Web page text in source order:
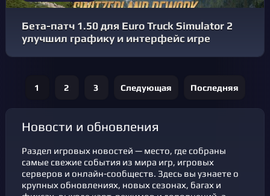
Бета-патч 1.50 для Euro Truck Simulator 2
улучшил графику и интерфейс игре
1 2 3 Следующая Последняя
новости и обновления
Раздел игровых новостей — место, где собраны
самые свежие события из мира игр, игровых
серверов и онлайн-сообществ. Здесь вы узнаете о
крупных обновлениях, новых сезонах, багах и